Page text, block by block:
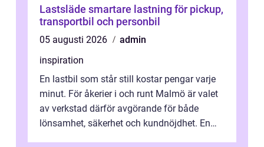
Lastsläde smartare lastning för pickup,
transportbil och personbil
05 augusti 2026
admin
inspiration
En lastbil som står still kostar pengar varje
minut. För åkerier i och runt Malmö är valet
av verkstad därför avgörande för både
lönsamhet, säkerhet och kundnöjdhet. En